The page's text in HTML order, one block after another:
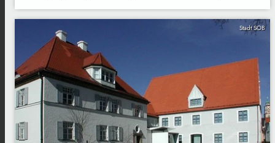
Stadt SOB